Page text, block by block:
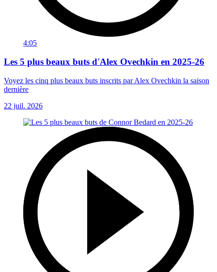
4:05
Les 5 plus beaux buts d'Alex Ovechkin en 2025-26
Voyez les cinq plus beaux buts inscrits par Alex Ovechkin la saison
dernière
22 juil. 2026